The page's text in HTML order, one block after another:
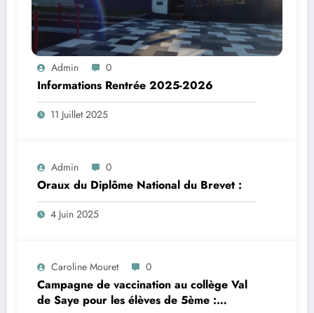
Admin 0
Informations Rentrée 2025-2026
11 Juillet 2025
Admin 0
Oraux du Diplôme National du Brevet :
4 Juin 2025
Caroline Mouret 0
Campagne de vaccination au collège Val
de Saye pour les élèves de 5ème :